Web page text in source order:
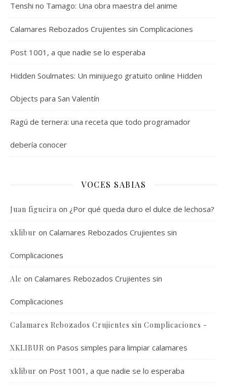
Tenshi no Tamago: Una obra maestra del anime
Calamares Rebozados Crujientes sin Complicaciones
Post 1001, a que nadie se lo esperaba
Hidden Soulmates: Un minijuego gratuito online Hidden
Objects para San Valentín
Ragú de ternera: una receta que todo programador
debería conocer
VOCES SABIAS
Juan figueira on ¿Por qué queda duro el dulce de lechosa?
xklibur on Calamares Rebozados Crujientes sin
Complicaciones
Ale on Calamares Rebozados Crujientes sin
Complicaciones
Calamares Rebozados Crujientes sin Complicaciones -
XKLIBUR on Pasos simples para limpiar calamares
xklibur on Post 1001, a que nadie se lo esperaba